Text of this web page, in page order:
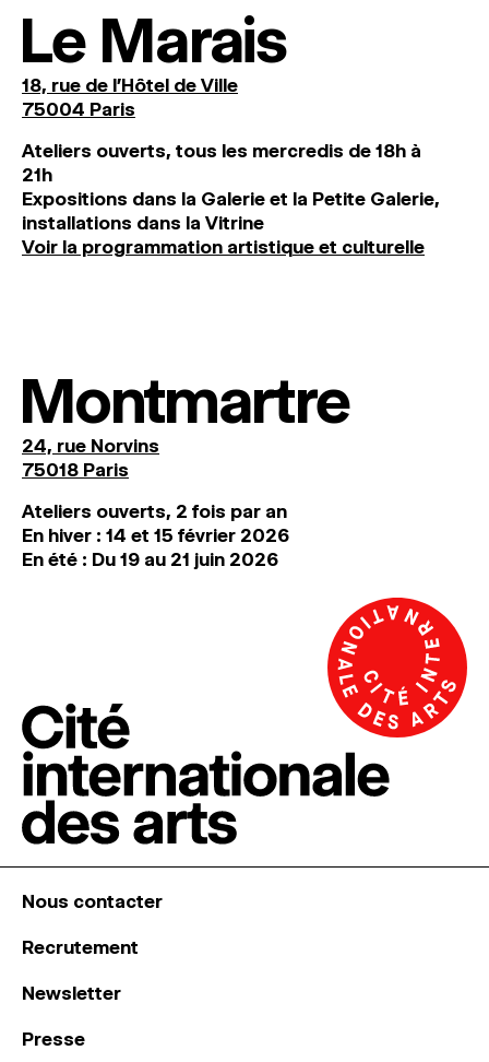
Le Marais
18, rue de l'Hôtel de Ville
75004 Paris
Ateliers ouverts, tous les mercredis de 18h à
21h
Expositions dans la Galerie et la Petite Galerie,
installations dans la Vitrine
Voir la programmation artistique et culturelle
Montmartre
24, rue Norvins
75018 Paris
Ateliers ouverts, 2 fois par an
En hiver : 14 et 15 février 2026
En été : Du 19 au 21 juin 2026
Nous contacter
Recrutement
Newsletter
Presse